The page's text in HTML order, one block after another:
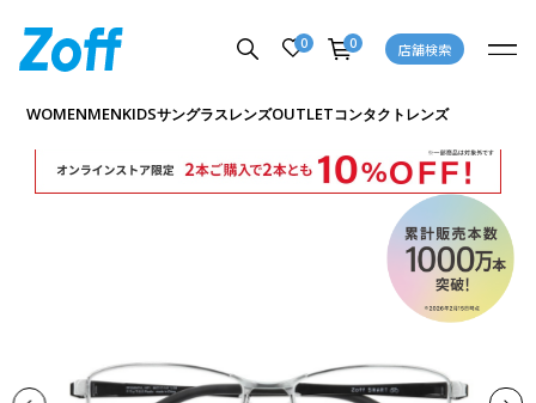
0 0 店舗検索
WOMENMENKIDSサングラスレンズOUTLETコンタクトレンズ
商品詳細ページへ